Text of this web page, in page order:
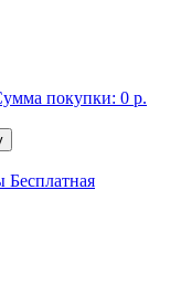
покупки: 0 р.
Бесплатная